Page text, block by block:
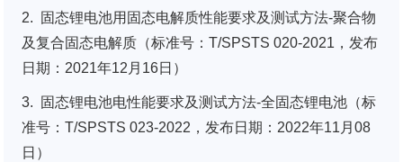
2. 固态锂电池用固态电解质性能要求及测试方法-聚合物
及复合固态电解质（标准号：T/SPSTS 020-2021，发布
日期：2021年12月16日）
3. 固态锂电池电性能要求及测试方法-全固态锂电池（标
准号：T/SPSTS 023-2022，发布日期：2022年11月08
日）